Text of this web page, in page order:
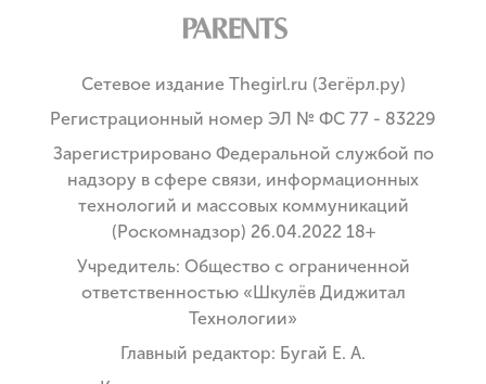
Сетевое издание Thegirl.ru (Зегёрл.ру)
Регистрационный номер ЭЛ № ФС 77 - 83229
Зарегистрировано Федеральной службой по
надзору в сфере связи, информационных
технологий и массовых коммуникаций
(Роскомнадзор) 26.04.2022 18+
Учредитель: Общество с ограниченной
ответственностью «Шкулёв Диджитал
Технологии»
Главный редактор: Бугай Е. А.